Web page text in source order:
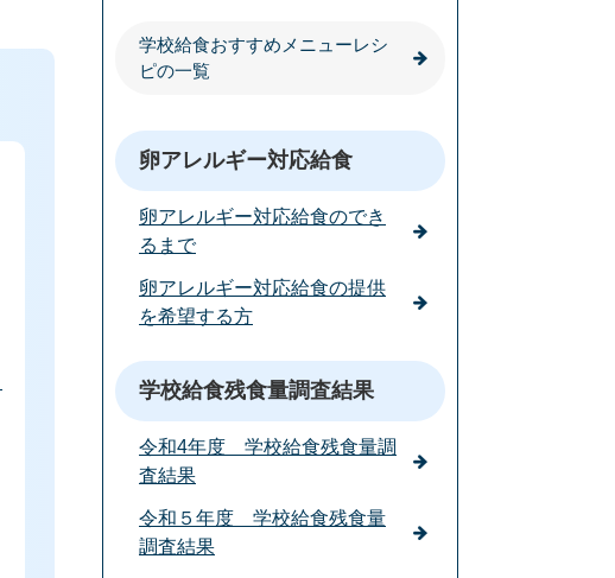
学校給食おすすめメニューレシ
ピの一覧
卵アレルギー対応給食
卵アレルギー対応給食のでき
るまで
卵アレルギー対応給食の提供
を希望する方
学校給食残食量調査結果
令和4年度 学校給食残食量調
査結果
令和５年度 学校給食残食量
調査結果